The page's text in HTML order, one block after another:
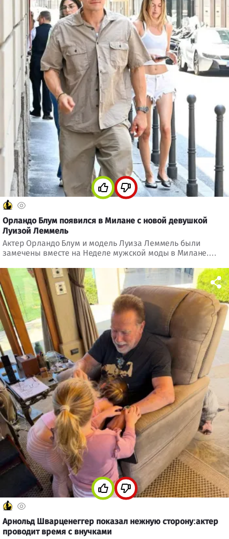
Орландо Блум появился в Милане с новой девушкой
Луизой Леммель
Актер Орландо Блум и модель Луиза Леммель были
замечены вместе на Неделе мужской моды в Милане.
уже активно обсуждают.
Арнольд Шварценеггер показал нежную сторону:актер
проводит время с внучками